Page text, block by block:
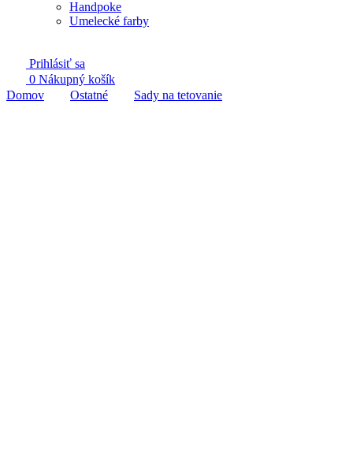
Handpoke
Umelecké farby
Prihlásiť sa
0 Nákupný košík
Domov
Ostatné Sady na tetovanie